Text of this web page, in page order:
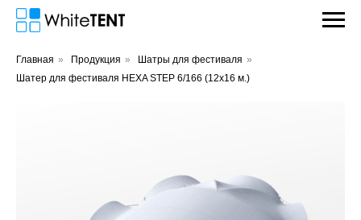
Главная » Продукция » Шатры для фестиваля »
Шатер для фестиваля HEXA STEP 6/166 (12х16 м.)